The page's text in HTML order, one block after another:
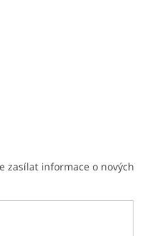
zasílat informace o nových